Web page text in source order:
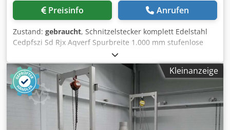
Preisinfo Anrufen
Zustand: gebraucht, Schnitzelstecker komplett Edelstahl
Cedpfszi Sd Rjx Aqverf Spurbreite 1.000 mm stufenlose
Geschwindigkeit 0,75 kW Abmessungen (L x B x H) : ± 1.750
x 1.300 x 1.350 mm
Kleinanzeige